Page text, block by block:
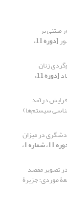
مبتنی بر
[دوره 11،
زنان
[دوره 11،
درآمد
سیستم‌ها)
در میزان
[دوره 11، شماره 1،
در تصویر مقصد
موردی: جزیرۀ